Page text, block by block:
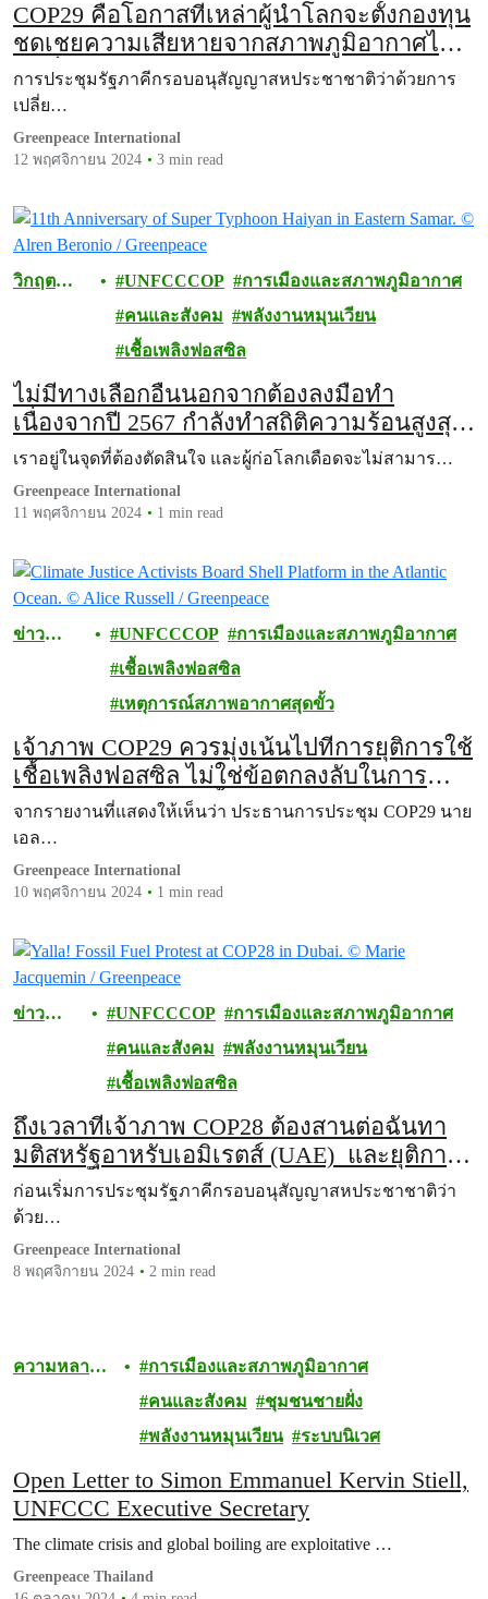
COP29 คือโอกาสที่เหล่าผู้นำโลกจะตั้งกองทุน
ชดเชยความเสียหายจากสภาพภูมิอากาศได้
สำเร็จ
การประชุมรัฐภาคีกรอบอนุสัญญาสหประชาชาติว่าด้วยการ
เปลี่ย…
Greenpeace International
12 พฤศจิกายน 2024
3 min read
วิกฤต
UNFCCCOP
การเมืองและสภาพภูมิอากาศ
คนและสังคม
พลังงานหมุนเวียน
เชื้อเพลิงฟอสซิล
ไม่มีทางเลือกอื่นนอกจากต้องลงมือทำ
เนื่องจากปี 2567 กำลังทำสถิติความร้อนสูงสุด
ประจำปีใหม่
เราอยู่ในจุดที่ต้องตัดสินใจ และผู้ก่อโลกเดือดจะไม่สามาร…
Greenpeace International
11 พฤศจิกายน 2024
1 min read
ข่าว
UNFCCCOP
การเมืองและสภาพภูมิอากาศ
เชื้อเพลิงฟอสซิล
เหตุการณ์สภาพอากาศสุดขั้ว
เจ้าภาพ COP29 ควรมุ่งเน้นไปที่การยุติการใช้
เชื้อเพลิงฟอสซิล ไม่ใช่ข้อตกลงลับในการ
ขยายอุตสาหกรรมเชื้อเพลิงฟอสซิล
จากรายงานที่แสดงให้เห็นว่า ประธานการประชุม COP29 นาย
เอล…
Greenpeace International
10 พฤศจิกายน 2024
1 min read
ข่าว
UNFCCCOP
การเมืองและสภาพภูมิอากาศ
คนและสังคม
พลังงานหมุนเวียน
เชื้อเพลิงฟอสซิล
ถึงเวลาที่เจ้าภาพ COP28 ต้องสานต่อฉันทา
มติสหรัฐอาหรับเอมิเรตส์ (UAE) และยุติการ
ขยายเชื้อเพลิงฟอสซิล
ก่อนเริ่มการประชุมรัฐภาคีกรอบอนุสัญญาสหประชาชาติว่า
ด้วย…
Greenpeace International
8 พฤศจิกายน 2024
2 min read
ความหลาก
การเมืองและสภาพภูมิอากาศ
คนและสังคม
ชุมชนชายฝั่ง
พลังงานหมุนเวียน
ระบบนิเวศ
Open Letter to Simon Emmanuel Kervin Stiell,
UNFCCC Executive Secretary
The climate crisis and global boiling are exploitative …
Greenpeace Thailand